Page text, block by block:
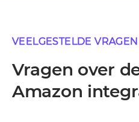
VEELGESTELDE VRAGEN
Vragen over
Amazon